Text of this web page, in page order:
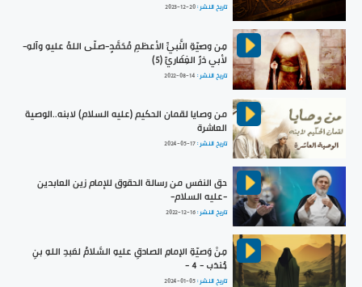
تاريخ النشر :2023-12-20
مِن وصيّةِ النَّبيِّ الأعظمِ مُحَمَّدٍ-صلّى اللهُ عليهِ وآلهِ-
لأبي ذرٍّ الغِفَاريِّ (5)
تاريخ النشر : 2022-08-14
من وصايا لقمان الحكيم (عليه السلام) لابنه..الوصية
العاشرة
تاريخ النشر :2024-05-17
حق النفس من رسالة الحقوق للإمام زين العابدين
-عليه السلام-
تاريخ النشر :2022-12-16
مِنْ وَصيّةِ الإمامِ الصادقِ عليهِ السَّلامُ لعَبدِ اللهِ بنِ
جُندَب - 4 -
تاريخ النشر :2024-01-05